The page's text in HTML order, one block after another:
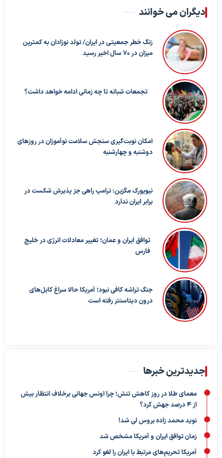
دیگران می خوانند
زنگ خطر جمعیتی در ایران/ تولد نوزادان به کمترین
میزان در ۷۰ سال اخیر رسید
تجمعات شبانه تا چه زمانی ادامه خواهد داشت؟
امکان نوبت‌گیری سنجش سلامت نوآموزان در روزهای
دوشنبه و چهارشنبه
نیویورک مگزین: ترامپ راهی جز پذیرش شکست در
برابر ایران ندارد
توافق ایران و عمان؛ تغییر معادلات انرژی در خلیج
فارس
جنگ تراشه کافی نبود؛ آمریکا حالا سراغ کابل‌های
درون دیتاسنتر رفته است
جدیدترین خبرها
معمای طلا در روز کاهش تنش؛ چرا اونس جهانی برخلاف انتظار بیش
از ۴ درصد جهش کرد؟
نوید محمد زاده بروس لی شد!
زمان توافق ایران و آمریکا مشخص شد
آمریکا تحریم‌های مرتبط با ایران را لغو کرد